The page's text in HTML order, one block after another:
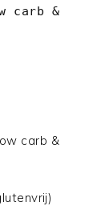
carb &
carb &